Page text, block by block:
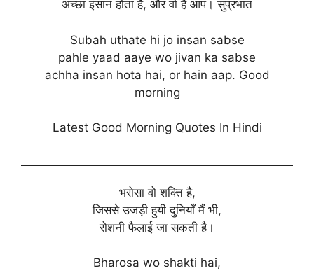
अच्छा इंसान होता है, और वो हैं आप। सुप्रभात
Subah uthate hi jo insan sabse
pahle yaad aaye wo jivan ka sabse
achha insan hota hai, or hain aap. Good
morning
Latest Good Morning Quotes In Hindi
भरोसा वो शक्ति है,
जिससे उजड़ी हुयी दुनियाँ मैं भी,
रोशनी फैलाई जा सकती है।
Bharosa wo shakti hai,